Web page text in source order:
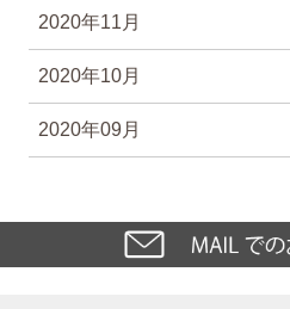
2020年11月
2020年10月
2020年09月